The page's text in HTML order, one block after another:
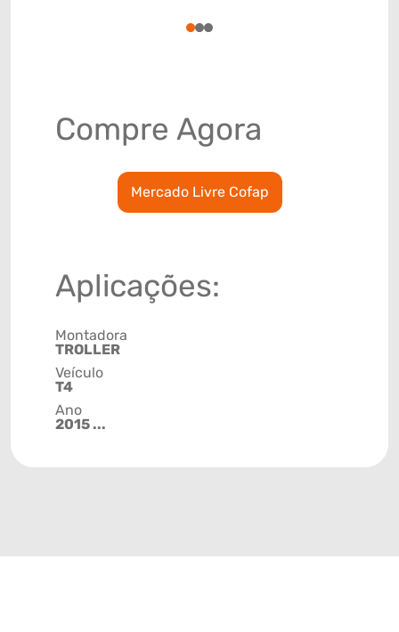
123
Compre Agora
Mercado Livre Cofap
Aplicações:
Montadora
TROLLER
Veículo
T4
Ano
2015 ...